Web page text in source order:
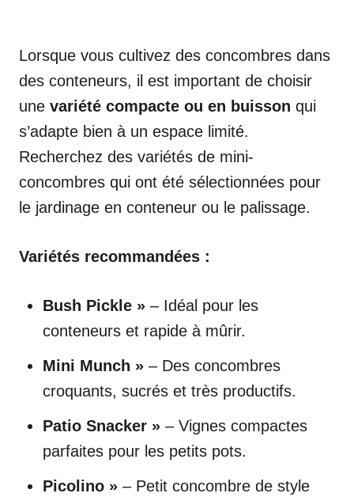
Lorsque vous cultivez des concombres dans
des conteneurs, il est important de choisir
une variété compacte ou en buisson qui
s’adapte bien à un espace limité.
Recherchez des variétés de mini-
concombres qui ont été sélectionnées pour
le jardinage en conteneur ou le palissage.
Variétés recommandées :
Bush Pickle » – Idéal pour les
conteneurs et rapide à mûrir.
Mini Munch » – Des concombres
croquants, sucrés et très productifs.
Patio Snacker » – Vignes compactes
parfaites pour les petits pots.
Picolino » – Petit concombre de style